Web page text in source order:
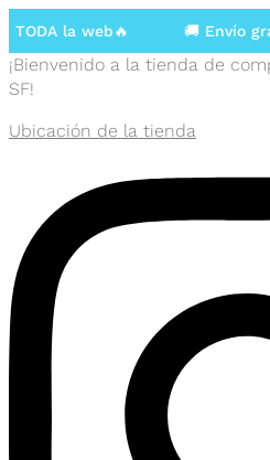
la web🔥 🚚 Envío
¡Bienvenido a la tienda de
SF!
Ubicación de la tienda